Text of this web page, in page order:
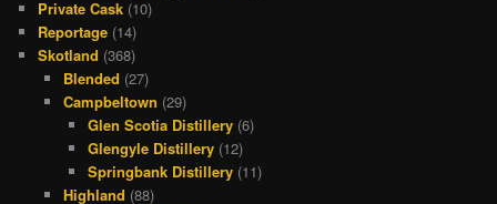
Private Cask (10)
Reportage (14)
Skotland (368)
Blended (27)
Campbeltown (29)
Glen Scotia Distillery (6)
Glengyle Distillery (12)
Springbank Distillery (11)
Highland (88)